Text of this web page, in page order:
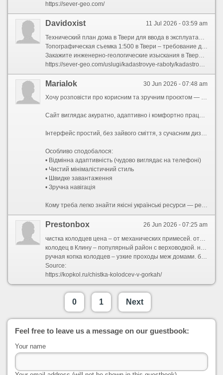
https://sever-geo.com/
11 Jul 2026 - 03:59 am
Davidoxist
Топографическая съемка 1:500 в Твери – требование для стройки. Наносим подземные сети. Стоимость с обмерами зданий.
Закажите инженерно-геологические изыскания в Твери до зимнего сезона. Бурение до 10 м. Отчет с полевыми испытаниями.
https://sever-geo.com/uslugi/kadastrovye-raboty/kadastrovyj-inzhener/
30 Jun 2026 - 07:48 am
Marialok
Хочу розповісти про корисним та зручним проєктом — [url=https://laeoloef.space/]laeoloef.space[/url] — стильним і простим каталогом українських сайтів.
Сайт виглядає акуратно, адаптивно і комфортно працює.
Інтерфейс простий, без зайвого сміття, з сучасним дизайном і українською мовою.
Особливо сподобалося:
• Відмінна адаптивність (чудово виглядає на телефоні)
• Чистий мінімалістичний стиль
• Швидке завантаження
• Зручна навігація
Кому треба легко знайти якісні українські ресурси — рекомендую заглянути.
26 Jun 2026 - 07:25 am
Prestonbox
чистка колодцев цена – от механических примесей. откачка грязной воды. зависит от глубины и загрязнения. абонемент на сезон 3 выезда
колодец в Клину – популярный район с верховодкой. новые колодцы под ключ. бесплатно оценим состояние воды. фиксированные цены без подряда
ручная копка колодцев – узкие проходы меж домами. без газона и плитки не повредим. цена от 35 000 ? глубина до 6 колец. скидка 10% на обустройство
Source:
https://kopkol.ru/chistka-kolodcev-v-gorkah/
0 1 Next
Feel free to leave us a message on our guestbook:
Your name